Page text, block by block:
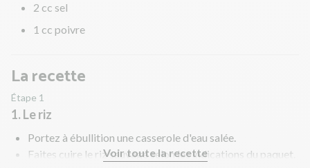
2 cc sel
1 cc poivre
La recette
Étape 1
1. Le riz
Portez à ébullition une casserole d'eau salée.
Faites cuire le riz sauvage selon les indications du paquet.
Voir toute la recette